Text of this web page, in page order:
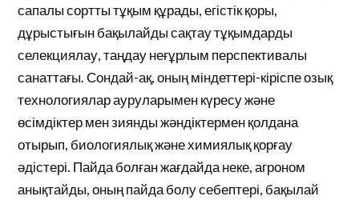
сапалы сортты тұқым құрады, егістік қоры,
дұрыстығын бақылайды сақтау тұқымдарды
селекциялау, таңдау неғұрлым перспективалы
санаттағы. Сондай-ақ, оның міндеттері-кіріспе озық
технологиялар ауруларымен күресу және
өсімдіктер мен зиянды жәндіктермен қолдана
отырып, биологиялық және химиялық қорғау
әдістері. Пайда болған жағдайда неке, агроном
анықтайды, оның пайда болу себептері, бақылай